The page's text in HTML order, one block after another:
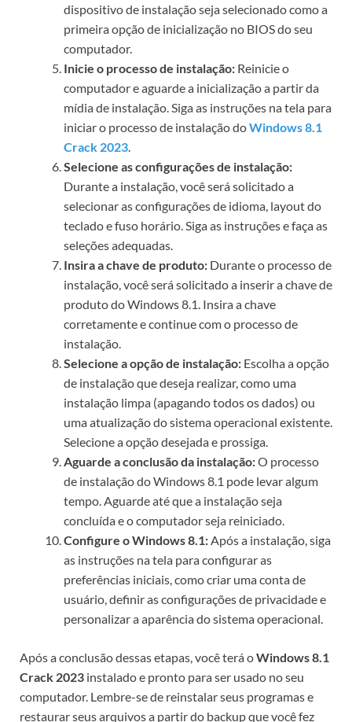
dispositivo de instalação seja selecionado como a
primeira opção de inicialização no BIOS do seu
computador.
Inicie o processo de instalação: Reinicie o
computador e aguarde a inicialização a partir da
mídia de instalação. Siga as instruções na tela para
iniciar o processo de instalação doWindows 8.1
Crack 2023
Selecione as configurações de instalação:
Durante a instalação, você será solicitado a
selecionar as configurações de idioma, layout do
teclado e fuso horário. Siga as instruções e faça as
seleções adequadas.
Insira a chave de produto: Durante o processo de
instalação, você será solicitado a inserir a chave de
produto do Windows 8.1. Insira a chave
corretamente e continue com o processo de
instalação.
Selecione a opção de instalação: Escolha a opção
de instalação que deseja realizar, como uma
instalação limpa (apagando todos os dados) ou
uma atualização do sistema operacional existente.
Selecione a opção desejada e prossiga.
Aguarde a conclusão da instalação:O processo
de instalação do Windows 8.1 pode levar algum
tempo. Aguarde até que a instalação seja
concluída e o computador seja reiniciado.
Configure o Windows 8.1: Após a instalação, siga
as instruções na tela para configurar as
preferências iniciais, como criar uma conta de
usuário, definir as configurações de privacidade e
personalizar a aparência do sistema operacional.
Após a conclusão dessas etapas, você terá oWindows 8.1
Crack 2023 instalado e pronto para ser usado no seu
computador. Lembre-se de reinstalar seus programas e
restaurar seus arquivos a partir do backup que você fez